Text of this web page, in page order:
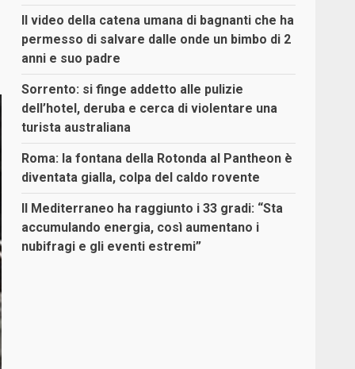
Il video della catena umana di bagnanti che ha
permesso di salvare dalle onde un bimbo di 2
anni e suo padre
Sorrento: si finge addetto alle pulizie
dell’hotel, deruba e cerca di violentare una
turista australiana
Roma: la fontana della Rotonda al Pantheon è
diventata gialla, colpa del caldo rovente
Il Mediterraneo ha raggiunto i 33 gradi: “Sta
accumulando energia, così aumentano i
nubifragi e gli eventi estremi”